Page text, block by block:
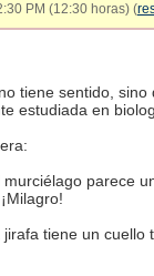
PM (12:30 horas) (
tiene sentido, sino
estudiada en
parece
tiene un cuello